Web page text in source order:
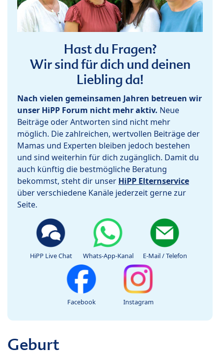
Hast du Fragen?
Wir sind für dich und deinen
Liebling da!
Nach vielen gemeinsamen Jahren betreuen wir
unser HiPP Forum nicht mehr aktiv. Neue
Beiträge oder Antworten sind nicht mehr
möglich. Die zahlreichen, wertvollen Beiträge der
Mamas und Experten bleiben jedoch bestehen
und sind weiterhin für dich zugänglich. Damit du
auch künftig die bestmögliche Beratung
bekommst, steht dir unser HiPP Elternservice
über verschiedene Kanäle jederzeit gerne zur
Seite.
HiPP Live Chat Whats-App-Kanal E-Mail / Telefon
Facebook Instagram
Geburt